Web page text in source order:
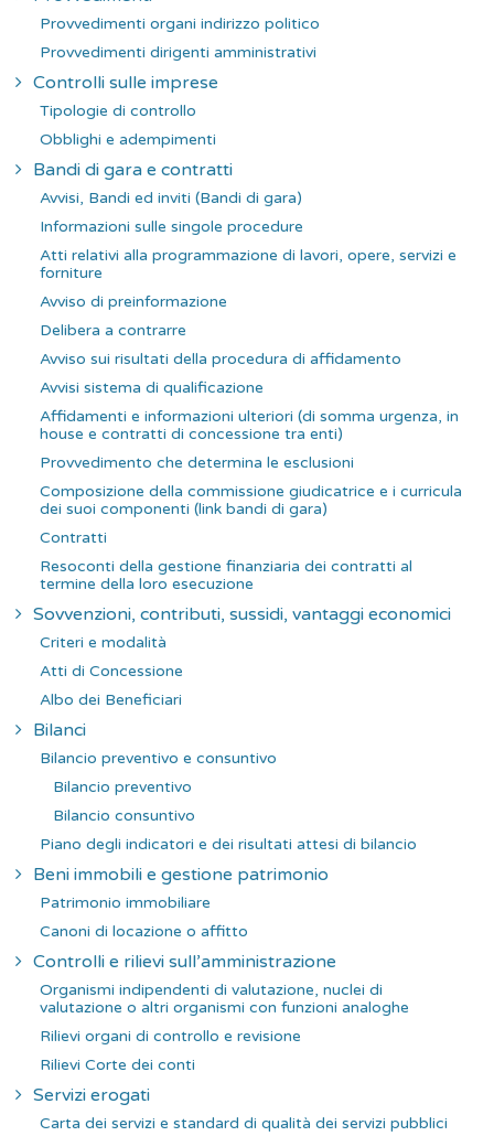
Provvedimenti organi indirizzo politico
Provvedimenti dirigenti amministrativi
Controlli sulle imprese
Tipologie di controllo
Obblighi e adempimenti
Bandi di gara e contratti
Avvisi, Bandi ed inviti (Bandi di gara)
Informazioni sulle singole procedure
Atti relativi alla programmazione di lavori, opere, servizi e
forniture
Avviso di preinformazione
Delibera a contrarre
Avviso sui risultati della procedura di affidamento
Avvisi sistema di qualificazione
Affidamenti e informazioni ulteriori (di somma urgenza, in
house e contratti di concessione tra enti)
Provvedimento che determina le esclusioni
Composizione della commissione giudicatrice e i curricula
dei suoi componenti (link bandi di gara)
Contratti
Resoconti della gestione finanziaria dei contratti al
termine della loro esecuzione
Sovvenzioni, contributi, sussidi, vantaggi economici
Criteri e modalità
Atti di Concessione
Albo dei Beneficiari
Bilanci
Bilancio preventivo e consuntivo
Bilancio preventivo
Bilancio consuntivo
Piano degli indicatori e dei risultati attesi di bilancio
Beni immobili e gestione patrimonio
Patrimonio immobiliare
Canoni di locazione o affitto
Controlli e rilievi sull’amministrazione
Organismi indipendenti di valutazione, nuclei di
valutazione o altri organismi con funzioni analoghe
Rilievi organi di controllo e revisione
Rilievi Corte dei conti
Servizi erogati
Carta dei servizi e standard di qualità dei servizi pubblici